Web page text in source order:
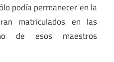
podía permanecer en la
matriculados en las
de esos maestros